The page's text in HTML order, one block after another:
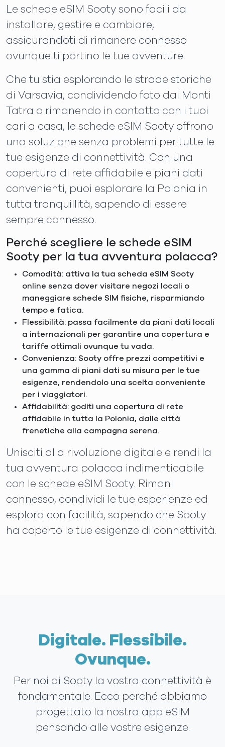
Le schede eSIM Sooty sono facili da
installare, gestire e cambiare,
assicurandoti di rimanere connesso
ovunque ti portino le tue avventure.
Che tu stia esplorando le strade storiche
di Varsavia, condividendo foto dai Monti
Tatra o rimanendo in contatto con i tuoi
cari a casa, le schede eSIM Sooty offrono
una soluzione senza problemi per tutte le
tue esigenze di connettività. Con una
copertura di rete affidabile e piani dati
convenienti, puoi esplorare la Polonia in
tutta tranquillità, sapendo di essere
sempre connesso.
Perché scegliere le schede eSIM
Sooty per la tua avventura polacca?
Comodità: attiva la tua scheda eSIM Sooty
online senza dover visitare negozi locali o
maneggiare schede SIM fisiche, risparmiando
tempo e fatica.
Flessibilità: passa facilmente da piani dati locali
a internazionali per garantire una copertura e
tariffe ottimali ovunque tu vada.
Convenienza: Sooty offre prezzi competitivi e
una gamma di piani dati su misura per le tue
esigenze, rendendolo una scelta conveniente
per i viaggiatori.
Affidabilità: goditi una copertura di rete
affidabile in tutta la Polonia, dalle città
frenetiche alla campagna serena.
Unisciti alla rivoluzione digitale e rendi la
tua avventura polacca indimenticabile
con le schede eSIM Sooty. Rimani
connesso, condividi le tue esperienze ed
esplora con facilità, sapendo che Sooty
ha coperto le tue esigenze di connettività.
Digitale. Flessibile.
Ovunque.
Per noi di Sooty la vostra connettività è
fondamentale. Ecco perché abbiamo
progettato la nostra app eSIM
pensando alle vostre esigenze.